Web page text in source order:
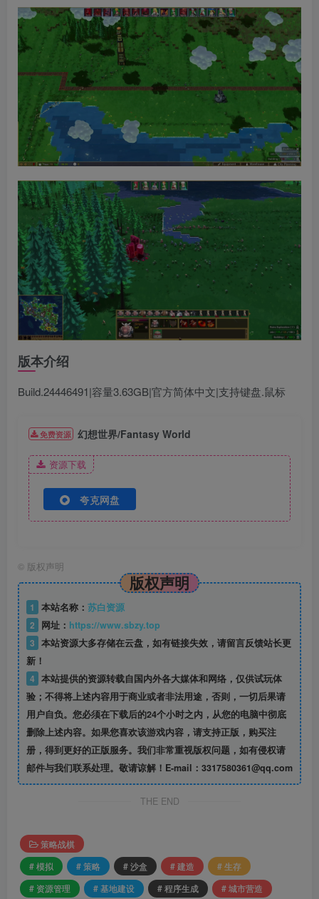
版本介绍
Build.24446491|容量3.63GB|官方简体中文|支持键盘.鼠标
免费资源 幻想世界/Fantasy World
资源下载
夸克网盘
© 版权声明
版权声明
1 本站名称： 苏白资源
2
网址： https://www.sbzy.top
3 本站资源大多存储在云盘，如有链接失效，请留言反馈站长更
新！
4 本站提供的资源转载自国内外各大媒体和网络，仅供试玩体
验；不得将上述内容用于商业或者非法用途，否则，一切后果请
用户自负。您必须在下载后的24个小时之内，从您的电脑中彻底
删除上述内容。如果您喜欢该游戏内容，请支持正版，购买注
册，得到更好的正版服务。我们非常重视版权问题，如有侵权请
邮件与我们联系处理。敬请谅解！E-mail：3317580361@qq.com
THE END
策略战棋
# 模拟
# 策略 # 沙盒 # 建造
# 生存
# 资源管理
# 基地建设 # 程序生成
# 城市营造